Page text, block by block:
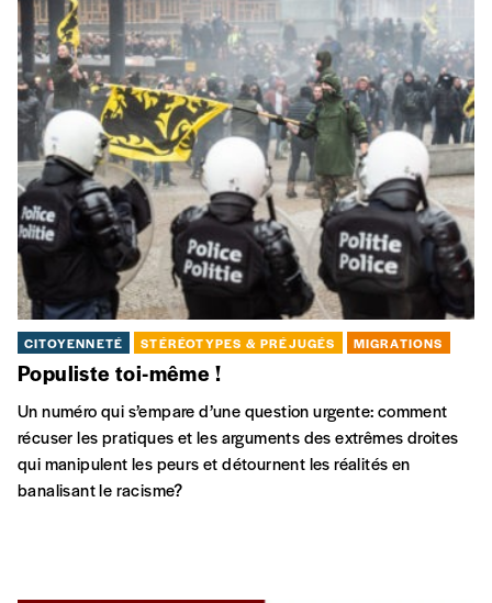
CITOYENNETÉ STÉRÉOTYPES & PRÉJUGÉS MIGRATIONS
Populiste toi-même !
Un numéro qui s’empare d’une question urgente: comment
récuser les pratiques et les arguments des extrêmes droites
qui manipulent les peurs et détournent les réalités en
banalisant le racisme?